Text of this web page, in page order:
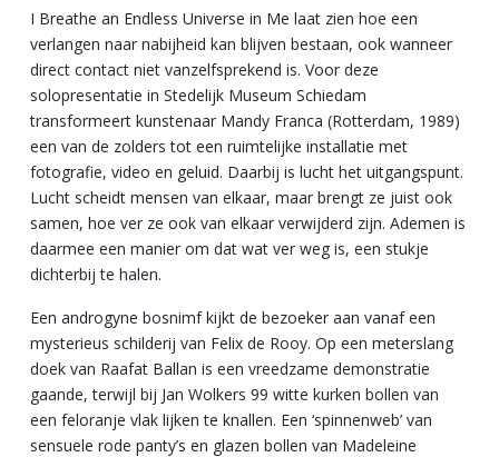
I Breathe an Endless Universe in Me laat zien hoe een
verlangen naar nabijheid kan blijven bestaan, ook wanneer
direct contact niet vanzelfsprekend is. Voor deze
solopresentatie in Stedelijk Museum Schiedam
transformeert kunstenaar Mandy Franca (Rotterdam, 1989)
een van de zolders tot een ruimtelijke installatie met
fotografie, video en geluid. Daarbij is lucht het uitgangspunt.
Lucht scheidt mensen van elkaar, maar brengt ze juist ook
samen, hoe ver ze ook van elkaar verwijderd zijn. Ademen is
daarmee een manier om dat wat ver weg is, een stukje
dichterbij te halen.
Een androgyne bosnimf kijkt de bezoeker aan vanaf een
mysterieus schilderij van Felix de Rooy. Op een meterslang
doek van Raafat Ballan is een vreedzame demonstratie
gaande, terwijl bij Jan Wolkers 99 witte kurken bollen van
een feloranje vlak lijken te knallen. Een ‘spinnenweb’ van
sensuele rode panty’s en glazen bollen van Madeleine